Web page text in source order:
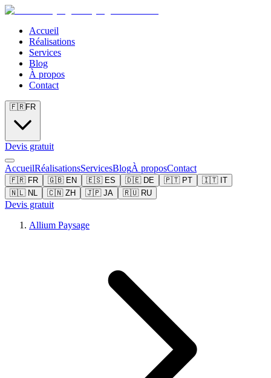
Accueil
Réalisations
Services
Blog
À propos
Contact
🇫🇷FR
Devis gratuit
AccueilRéalisationsServicesBlogÀ proposContact
🇫🇷 FR 🇬🇧 EN 🇪🇸 ES 🇩🇪 DE 🇵🇹 PT 🇮🇹 IT
🇳🇱 NL 🇨🇳 ZH 🇯🇵 JA 🇷🇺 RU
Devis gratuit
Allium Paysage